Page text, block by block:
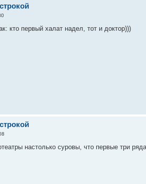
кто первый халат надел, тот и доктор)))
настолько суровы, что первые три